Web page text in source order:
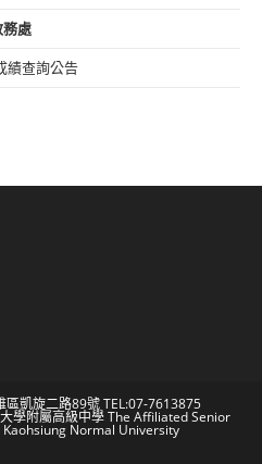
務處
績查詢公告
區凱旋二路89號 TEL:07-7613875
學附屬高級中學 The Affiliated Senior
Normal University